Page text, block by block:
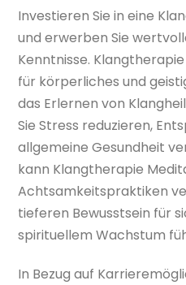
Investieren Sie in eine
und erwerben Sie
Kenntnisse.
für körperliches und
das Erlernen von
Sie Stress reduzieren,
allgemeine Gesundheit
kann Klangtherapie
Achtsamkeitspraktiken
tieferen Bewusstsein für
spirituellem Wachstum
In Bezug auf